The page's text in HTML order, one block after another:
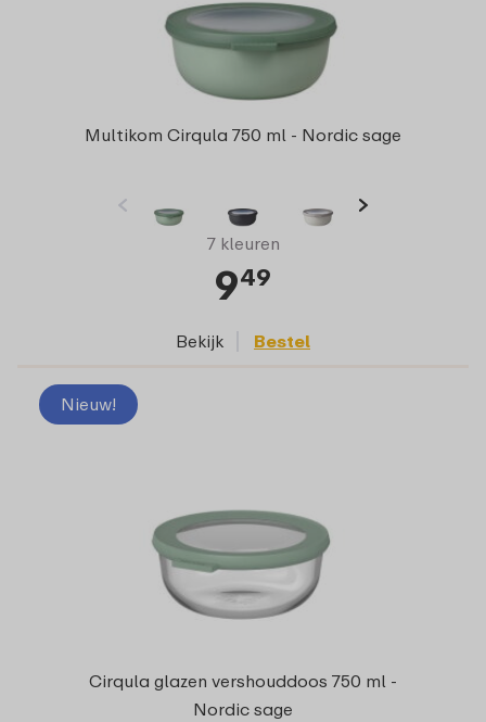
Multikom Cirqula 750 ml - Nordic sage
7 kleuren
949
Bekijk Bestel
Nieuw!
Cirqula glazen vershouddoos 750 ml -
Nordic sage